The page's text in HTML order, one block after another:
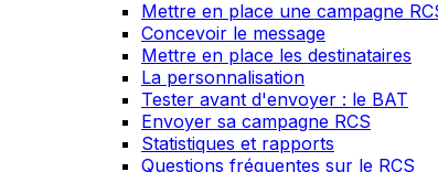
Mettre en place une campagne
Concevoir le message
Mettre en place les destinataires
La personnalisation
Tester avant d'envoyer : le BAT
Envoyer sa campagne RCS
Statistiques et rapports
Questions fréquentes sur le RCS